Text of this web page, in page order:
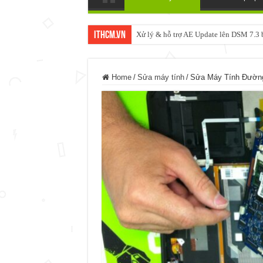
ItHCM.VN Xử lý & hỗ trợ AE Update lên DSM 7.3
NAS IO DATA N3160 2BAY 4BAY
Home / Sửa máy tính / Sửa Máy Tính